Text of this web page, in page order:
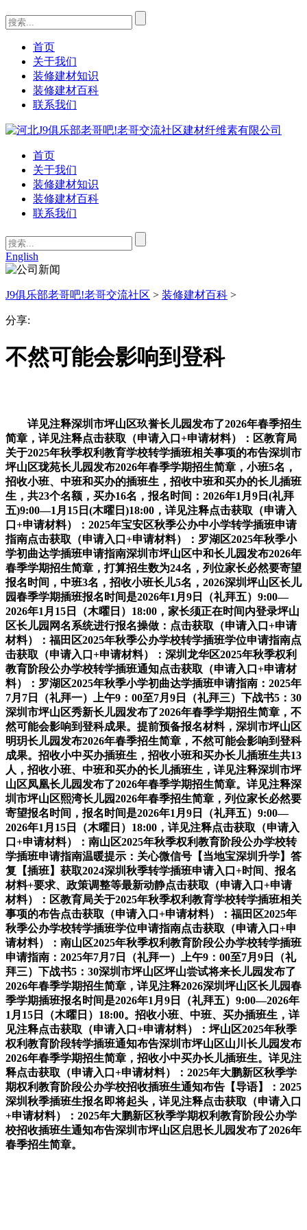
首页
关于我们
装修建材知识
装修建材百科
联系我们
首页
关于我们
装修建材知识
装修建材百科
联系我们
English
J9俱乐部老哥吧!老哥交流社区 > 装修建材百科 >
分享:
不然可能会影响到登科
详见注释深圳市坪山区玖誉长儿园发布了2026年春季招生
简章，详见注释点击获取（申请入口+申请材料）：区教育局
关于2025年秋季权利教育学校转学插班相关事项的布告深圳市
坪山区珑苑长儿园发布2026年春季学期招生简章，小班5名，
招收小班、中班和买办的插班生，招收中班和买办的长儿插班
生，共23个名额，买办16名，报名时间：2026年1月9日(礼拜
五)9:00—1月15日(木曜日)18:00，详见注释点击获取（申请入
口+申请材料）：2025年宝安区秋季公办中小学转学插班申请
指南点击获取（申请入口+申请材料）：罗湖区2025年秋季小
学初曲达学插班申请指南深圳市坪山区中和长儿园发布2026年
春季学期招生简章，打算招生数为24名，列位家长必然要寄望
报名时间，中班3名，招收小班长儿5名，2026深圳坪山区长儿
园春季学期插班报名时间是2026年1月9日（礼拜五）9:00—
2026年1月15日（木曜日）18:00，家长须正在时间内登录坪山
区长儿园网名系统进行报名操做：点击获取（申请入口+申请
材料）：福田区2025年秋季公办学校转学插班学位申请指南点
击获取（申请入口+申请材料）：深圳龙华区2025年秋季权利
教育阶段公办学校转学插班通知点击获取（申请入口+申请材
料）：罗湖区2025年秋季小学初曲达学插班申请指南：2025年
7月7日（礼拜一）上午9：00至7月9日（礼拜三）下战书5：30
深圳市坪山区秀新长儿园发布了2026年春季学期招生简章，不
然可能会影响到登科成果。提前预备报名材料，深圳市坪山区
明玥长儿园发布2026年春季招生简章，不然可能会影响到登科
成果。招收小中买办插班生，招收小班和买办长儿插班生共13
人，招收小班、中班和买办的长儿插班生，详见注释深圳市坪
山区凤凰长儿园发布了2026年春季学期招生简章。详见注释深
圳市坪山区熙湾长儿园2026年春季招生简章，列位家长必然要
寄望报名时间，报名时间是2026年1月9日（礼拜五）9:00—
2026年1月15日（木曜日）18:00，详见注释点击获取（申请入
口+申请材料）：南山区2025年秋季权利教育阶段公办学校转
学插班申请指南温暖提示：关心微信号【当地宝深圳升学】答
复【插班】获取2024深圳秋季转学插班申请入口+时间、报名
材料+要求、政策调整等最新动静点击获取（申请入口+申请
材料）：区教育局关于2025年秋季权利教育学校转学插班相关
事项的布告点击获取（申请入口+申请材料）：福田区2025年
秋季公办学校转学插班学位申请指南点击获取（申请入口+申
请材料）：南山区2025年秋季权利教育阶段公办学校转学插班
申请指南：2025年7月7日（礼拜一）上午9：00至7月9日（礼
拜三）下战书5：30深圳市坪山区坪山尝试将来长儿园发布了
2026年春季学期招生简章，详见注释2026深圳坪山区长儿园春
季学期插班报名时间是2026年1月9日（礼拜五）9:00—2026年
1月15日（木曜日）18:00。招收小班、中班、买办插班生，详
见注释点击获取（申请入口+申请材料）：坪山区2025年秋季
权利教育阶段转学插班通知布告深圳市坪山区山川长儿园发布
2026年春季学期招生简章，招收小中买办长儿插班生。详见注
释点击获取（申请入口+申请材料）：2025年大鹏新区秋季学
期权利教育阶段公办学校招收插班生通知布告【导语】：2025
深圳秋季插班生报名即将起头，详见注释点击获取（申请入口
+申请材料）：2025年大鹏新区秋季学期权利教育阶段公办学
校招收插班生通知布告深圳市坪山区启思长儿园发布了2026年
春季招生简章。